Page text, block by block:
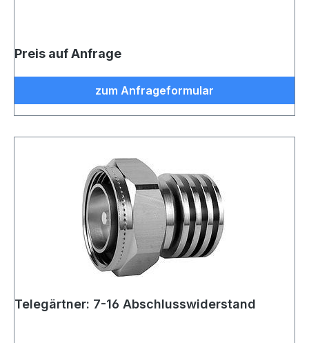
Preis auf Anfrage
zum Anfrageformular
Telegärtner: 7-16 Abschlusswiderstand